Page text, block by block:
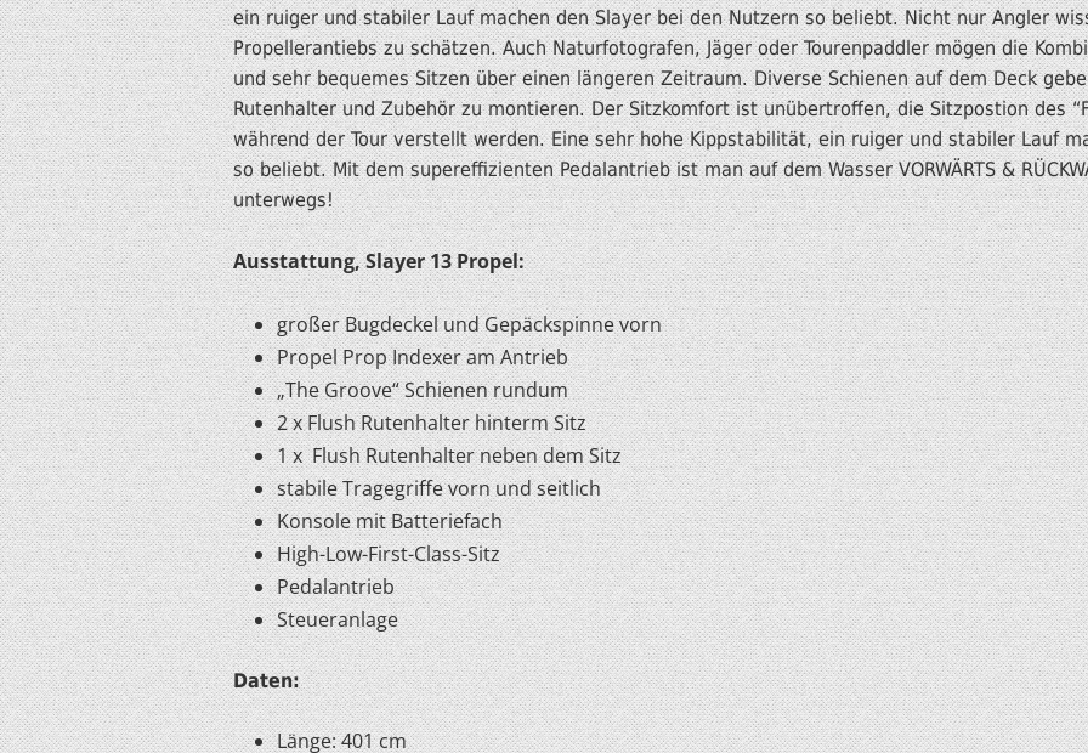
ein ruiger und stabiler Lauf machen den Slayer bei den Nutzern so beliebt. Nicht nur Angler
Propellerantiebs zu schätzen. Auch Naturfotografen, Jäger oder Tourenpaddler mögen die
und sehr bequemes Sitzen über einen längeren Zeitraum. Diverse Schienen auf dem Deck
Rutenhalter und Zubehör zu montieren. Der Sitzkomfort ist unübertroffen, die Sitzpostion des
während der Tour verstellt werden. Eine sehr hohe Kippstabilität, ein ruiger und stabiler Lauf
so beliebt. Mit dem supereffizienten Pedalantrieb ist man auf dem Wasser VORWÄRTS &
unterwegs!
Ausstattung, Slayer 13 Propel:
großer Bugdeckel und Gepäckspinne vorn
Propel Prop Indexer am Antrieb
„The Groove“ Schienen rundum
2 x Flush Rutenhalter hinterm Sitz
1 x Flush Rutenhalter neben dem Sitz
stabile Tragegriffe vorn und seitlich
Konsole mit Batteriefach
High-Low-First-Class-Sitz
Pedalantrieb
Steueranlage
Daten:
Länge: 401 cm